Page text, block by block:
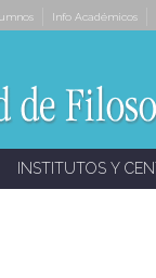
Info Académicos
INSTITUTOS Y